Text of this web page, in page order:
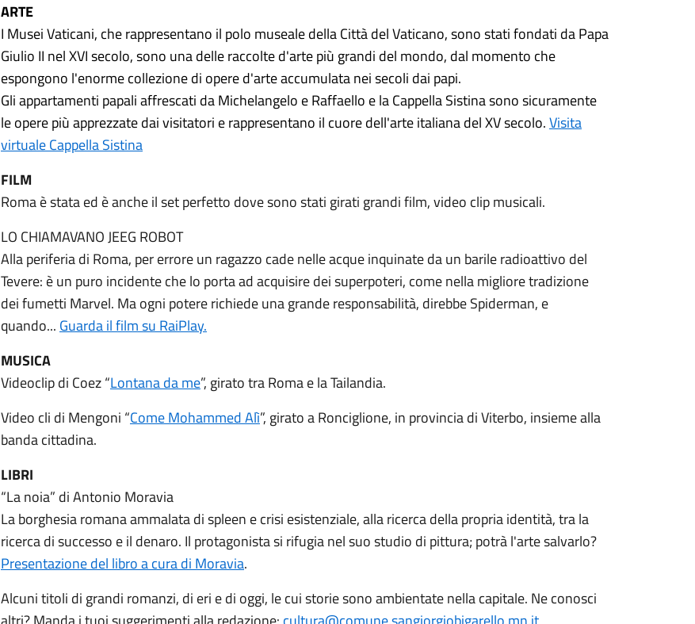
ARTE
I Musei Vaticani, che rappresentano il polo museale della Città del Vaticano, sono stati fondati da Papa
Giulio II nel XVI secolo, sono una delle raccolte d'arte più grandi del mondo, dal momento che
espongono l'enorme collezione di opere d'arte accumulata nei secoli dai papi.
Gli appartamenti papali affrescati da Michelangelo e Raffaello e la Cappella Sistina sono sicuramente
le opere più apprezzate dai visitatori e rappresentano il cuore dell'arte italiana del XV secolo.Visita
virtuale Cappella Sistina
FILM
Roma è stata ed è anche il set perfetto dove sono stati girati grandi film, video clip musicali.
LO CHIAMAVANO JEEG ROBOT
Alla periferia di Roma, per errore un ragazzo cade nelle acque inquinate da un barile radioattivo del
Tevere: è un puro incidente che lo porta ad acquisire dei superpoteri, come nella migliore tradizione
dei fumetti Marvel. Ma ogni potere richiede una grande responsabilità, direbbe Spiderman, e
quando... Guarda il film su RaiPlay.
MUSICA
Videoclip di Coez “Lontana da me”, girato tra Roma e la Tailandia.
Video cli di Mengoni “Come Mohammed Alì”, girato a Ronciglione, in provincia di Viterbo, insieme alla
banda cittadina.
LIBRI
“La noia” di Antonio Moravia
La borghesia romana ammalata di spleen e crisi esistenziale, alla ricerca della propria identità, tra la
ricerca di successo e il denaro. Il protagonista si rifugia nel suo studio di pittura; potrà l'arte salvarlo?
Presentazione del libro a cura di Moravia.
Alcuni titoli di grandi romanzi, di eri e di oggi, le cui storie sono ambientate nella capitale. Ne conosci